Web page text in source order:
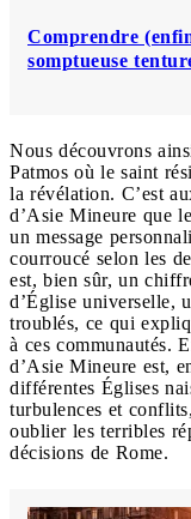
Comprendre
somptueuse
Nous découvrons
Patmos où le saint
la révélation. C’est
d’Asie Mineure que
un message
courroucé selon les
est, bien sûr, un
d’Église universelle,
troublés, ce qui
à ces communautés.
d’Asie Mineure est,
différentes Églises
turbulences et
oublier les terribles
décisions de Rome.